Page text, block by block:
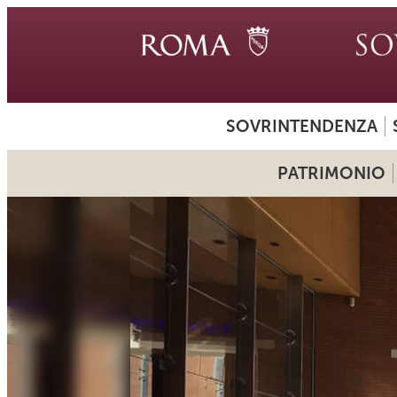
SOVRINTENDENZA
PATRIMONIO